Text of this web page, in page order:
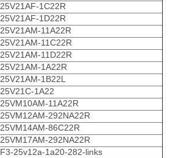
25V21AF-1C22R
25V21AF-1D22R
25V21AM-11A22R
25V21AM-11C22R
25V21AM-11D22R
25V21AM-1A22R
25V21AM-1B22L
25V21C-1A22
25VM10AM-11A22R
25VM12AM-292NA22R
25VM14AM-86C22R
25VM17AM-292NA22R
F3-25v12a-1a20-282-links